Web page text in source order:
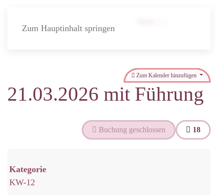
Zum Hauptinhalt springen
Zum Kalender hinzufügen
21.03.2026 mit Führung
Buchung geschlossen 18
Kategorie
KW-12